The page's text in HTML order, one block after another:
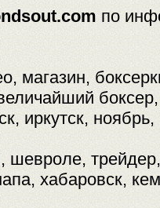
по
магазин,
иркутск,
шевроле,
хабаровск,